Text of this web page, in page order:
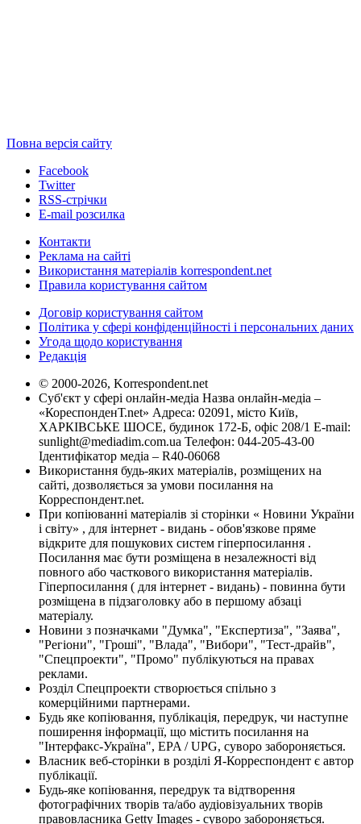
Повна версія сайту
Facebook
Twitter
RSS-стрічки
E-mail розсилка
Контакти
Реклама на сайті
Використання матеріалів korrespondent.net
Правила користування сайтом
Договір користування сайтом
Політика у сфері конфіденційності і персональних даних
Угода щодо користування
Редакція
© 2000-2026, Korrespondent.net
Суб'єкт у сфері онлайн-медіа Назва онлайн-медіа –
«КореспонденТ.net» Адреса: 02091, місто Київ,
ХАРКІВСЬКЕ ШОСЕ, будинок 172-Б, офіс 208/1 E-mail:
sunlight@mediadim.com.ua Телефон: 044-205-43-00
Ідентифікатор медіа – R40-06068
Використання будь-яких матеріалів, розміщених на
сайті, дозволяється за умови посилання на
Корреспондент.net.
При копіюванні матеріалів зі сторінки « Новини України
і світу» , для інтернет - видань - обов'язкове пряме
відкрите для пошукових систем гіперпосилання .
Посилання має бути розміщена в незалежності від
повного або часткового використання матеріалів.
Гіперпосилання ( для інтернет - видань) - повинна бути
розміщена в підзаголовку або в першому абзаці
матеріалу.
Новини з позначками "Думка", "Експертиза", "Заява",
"Регіони", "Гроші", "Влада", "Вибори", "Тест-драйв",
"Спецпроекти", "Промо" публікуються на правах
реклами.
Розділ Спецпроекти створюється спільно з
комерційними партнерами.
Будь яке копіювання, публікація, передрук, чи наступне
поширення інформації, що містить посилання на
"Інтерфакс-Україна", EPA / UPG, суворо забороняється.
Власник веб-сторінки в розділі Я-Корреспондент є автор
публікації.
Будь-яке копіювання, передрук та відтворення
фотографічних творів та/або аудіовізуальних творів
правовласника Getty Images - суворо забороняється.